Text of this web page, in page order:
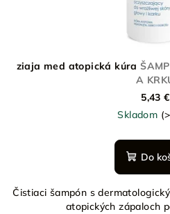
ziaja med atopická kúra
A
5,43 €
Skladom
Do
Čistiaci šampón s
atopických zápaloch